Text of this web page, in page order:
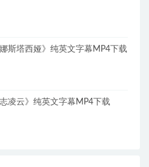
斯塔西娅》纯英文字幕MP4下载
凌云》纯英文字幕MP4下载